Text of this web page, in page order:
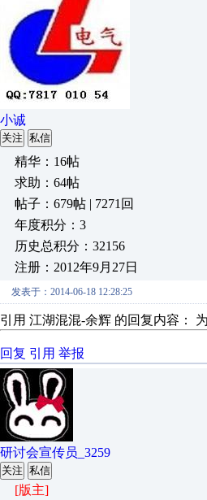
小诚
关注 私信
精华：16帖
求助：64帖
帖子：679帖 | 7271回
年度积分：3
历史总积分：32156
注册：2012年9月27日
发表于：2014-06-18 12:28:25
引用 江湖混混-余辉 的回复内容：
回复 引用 举报
研讨会宣传员_3259
关注 私信
[版主]